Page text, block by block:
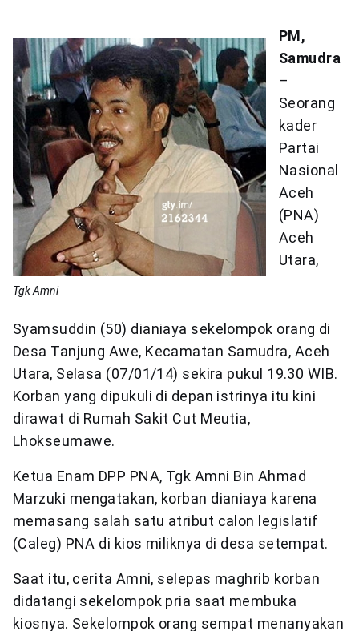
Tgk Amni
PM,
Samudra
–
Seorang
kader
Partai
Nasional
Aceh
(PNA)
Aceh
Utara,
Syamsuddin (50) dianiaya sekelompok orang di
Desa Tanjung Awe, Kecamatan Samudra, Aceh
Utara, Selasa (07/01/14) sekira pukul 19.30 WIB.
Korban yang dipukuli di depan istrinya itu kini
dirawat di Rumah Sakit Cut Meutia,
Lhokseumawe.
Ketua Enam DPP PNA, Tgk Amni Bin Ahmad
Marzuki mengatakan, korban dianiaya karena
memasang salah satu atribut calon legislatif
(Caleg) PNA di kios miliknya di desa setempat.
Saat itu, cerita Amni, selepas maghrib korban
didatangi sekelompok pria saat membuka
kiosnya. Sekelompok orang sempat menanyakan